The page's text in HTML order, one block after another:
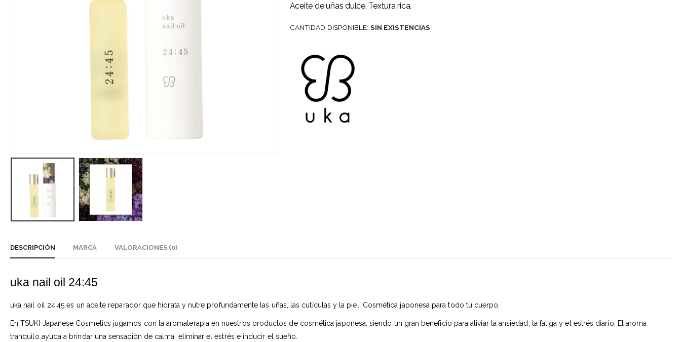
Aceite de uñas dulce. Textura rica.
CANTIDAD DISPONIBLE: SIN EXISTENCIAS
DESCRIPCIÓN MARCA VALORACIONES (0)
uka nail oil 24:45
uka nail oil 24:45 es un aceite reparador que hidrata y nutre profundamente las uñas, las cutículas y la piel. Cosmética japonesa para todo tu cuerpo.
En TSUKI Japanese Cosmetics jugamos con laaromaterapia en nuestros productos de cosmética japonesa, siendo un gran beneficio para aliviar la ansiedad, la fatiga y el estrés diario. El aroma
tranquilo ayuda a brindar una sensación de calma, eliminar el estrés e inducir el sueño.